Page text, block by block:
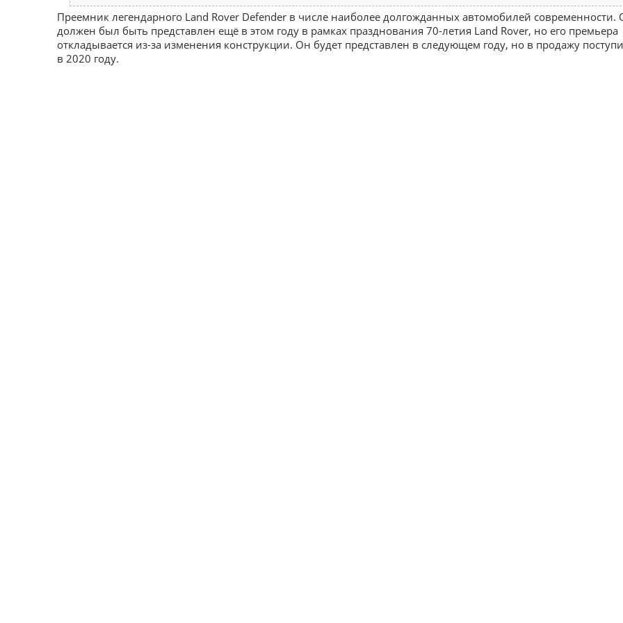
Преемник легендарного Land Rover Defender в числе наиболее долгожданных автомобилей современности.
должен был быть представлен ещё в этом году в рамках празднования 70-летия Land Rover, но его премьера
откладывается из-за изменения конструкции. Он будет представлен в следующем году, но в продажу
в 2020 году.